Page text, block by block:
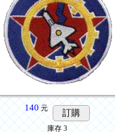
140元 訂購
庫存 3